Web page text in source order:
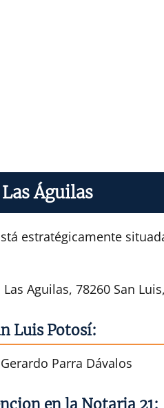
Águilas
estratégicamente
Aguilas, 78260 San
Luis Potosí:
Parra Dávalos
en la Notaria 21: